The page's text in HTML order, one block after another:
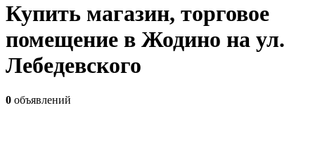
Купить магазин, торговое
помещение в Жодино на ул.
Лебедевского
0 объявлений